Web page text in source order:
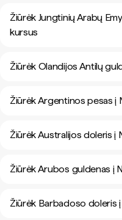
Žiūrėk Jungtinių Arabų
kursus
Žiūrėk Olandijos Antilų
Žiūrėk Argentinos pesas į
Žiūrėk Australijos doleris į
Žiūrėk Arubos guldenas į
Žiūrėk Barbadoso doleris